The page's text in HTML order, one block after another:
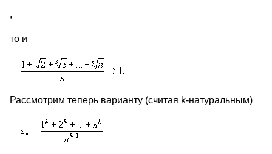
,
то и
Рассмотрим теперь варианту (считая k-натуральным)